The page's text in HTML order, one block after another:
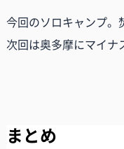
今回のソロキャンプ。
次回は奥多摩にマイナ
まとめ